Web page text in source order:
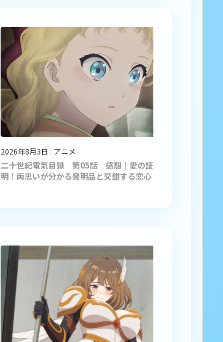
2026年8月3日 : アニメ
二十世紀電氣目録 第05話 感想｜愛の証
明！両思いが分かる発明品と交錯する恋心